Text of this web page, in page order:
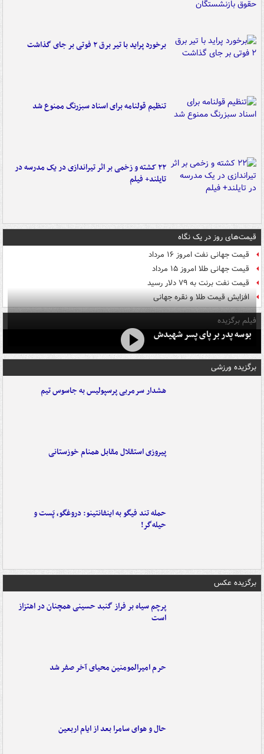
برخورد پراید با تیر برق ۲ فوتی بر جای گذاشت
تنظیم قولنامه برای اسناد سبزرنگ ممنوع شد
۲۲ کشته و زخمی بر اثر تیراندازی در یک مدرسه در
تایلند+ فیلم
قیمت‌های روز در یک نگاه
قیمت جهانی نفت امروز ۱۶ مرداد
قیمت جهانی طلا امروز ۱۵ مرداد
قیمت نفت برنت به ۷۹ دلار رسید
افزایش قیمت طلا و نقره جهانی
فیلم برگزیده
بوسه‌ پدر بر پای پسر شهیدش
برگزیده ورزشی
هشدار سرمربی پرسپولیس به جاسوس تیم
پیروزی استقلال مقابل همنام خوزستانی
حمله تند فیگو به اینفانتینو: دروغگو، پَست‌ و
حیله‌گر!
برگزیده عکس
پرچم سیاه بر فراز گنبد حسینی همچنان در اهتزاز
است
حرم امیرالمومنین محیای آخر صفر شد
حال و هوای سامرا بعد از ایام اربعین